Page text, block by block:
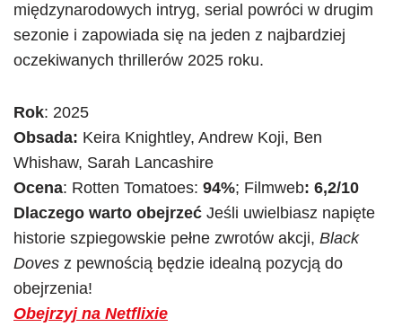
międzynarodowych intryg, serial powróci w drugim
sezonie i zapowiada się na jeden z najbardziej
oczekiwanych thrillerów 2025 roku.
Rok: 2025
Obsada: Keira Knightley, Andrew Koji, Ben
Whishaw, Sarah Lancashire
Ocena: Rotten Tomatoes: 94%; Filmweb: 6,2/10
Dlaczego warto obejrzeć Jeśli uwielbiasz napięte
historie szpiegowskie pełne zwrotów akcji, Black
Doves z pewnością będzie idealną pozycją do
obejrzenia!
Obejrzyj na Netflixie